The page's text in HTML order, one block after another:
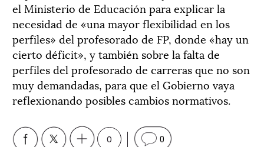
el Ministerio de Educación para explicar la
necesidad de «una mayor flexibilidad en los
perfiles» del profesorado de FP, donde «hay un
cierto déficit», y también sobre la falta de
perfiles del profesorado de carreras que no son
muy demandadas, para que el Gobierno vaya
reflexionando posibles cambios normativos.
0 0